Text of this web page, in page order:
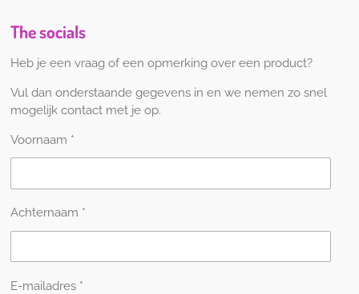
The socials
Heb je een vraag of een opmerking over een product?
Vul dan onderstaande gegevens in en we nemen zo snel
mogelijk contact met je op.
Voornaam *
Achternaam *
E-mailadres *